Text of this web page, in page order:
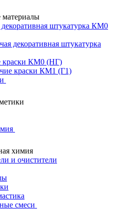
штукатурка КМ0
декоративная штукатурка
краски КМ0 (НГ)
краски КМ1 (Г1)
химия
и очистители
смеси